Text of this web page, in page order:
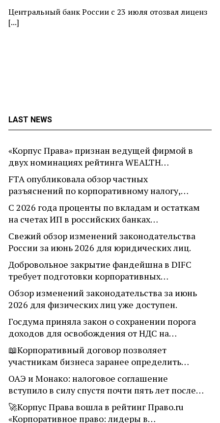
LAST NEWS
«Корпус Права» признан ведущей фирмой в
двух номинациях рейтинга WEALTH…
FTA опубликовала обзор частных
разъяснений по корпоративному налогу,…
С 2026 года проценты по вкладам и остаткам
на счетах ИП в российских банках…
Свежий обзор изменений законодательства
России за июнь 2026 для юридических лиц.
Добровольное закрытие фандейшна в DIFC
требует подготовки корпоративных…
Обзор изменений законодательства за июнь
2026 для физических лиц уже доступен.
Госдума приняла закон о сохранении порога
доходов для освобождения от НДС на…
📖Корпоративный договор позволяет
участникам бизнеса заранее определить…
ОАЭ и Монако: налоговое соглашение
вступило в силу спустя почти пять лет после…
🚀Корпус Права вошла в рейтинг Право.ru
«Корпоративное право: лидеры в…
Центральный банк России с 23 июля отозвал лиценз
[...]